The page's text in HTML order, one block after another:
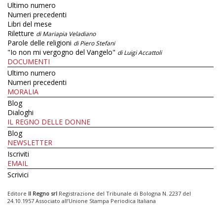
Ultimo numero
Numeri precedenti
Libri del mese
Riletture di Mariapia Veladiano
Parole delle religioni di Piero Stefani
"Io non mi vergogno del Vangelo" di Luigi Accattoli
DOCUMENTI
Ultimo numero
Numeri precedenti
MORALIA
Blog
Dialoghi
IL REGNO DELLE DONNE
Blog
NEWSLETTER
Iscriviti
EMAIL
Scrivici
Editore Il Regno srl Registrazione del Tribunale di Bologna N. 2237 del
24.10.1957 Associato all’Unione Stampa Periodica Italiana